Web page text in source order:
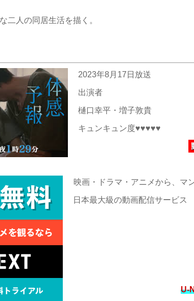
二人の同居生活を描く。
2023年8月17日放送
出演者
樋口幸平・増子敦貴
キュンキュン度♥♥♥♥♥
映画・ドラマ・アニメから、マ
日本最大級の動画配信サービス
U-